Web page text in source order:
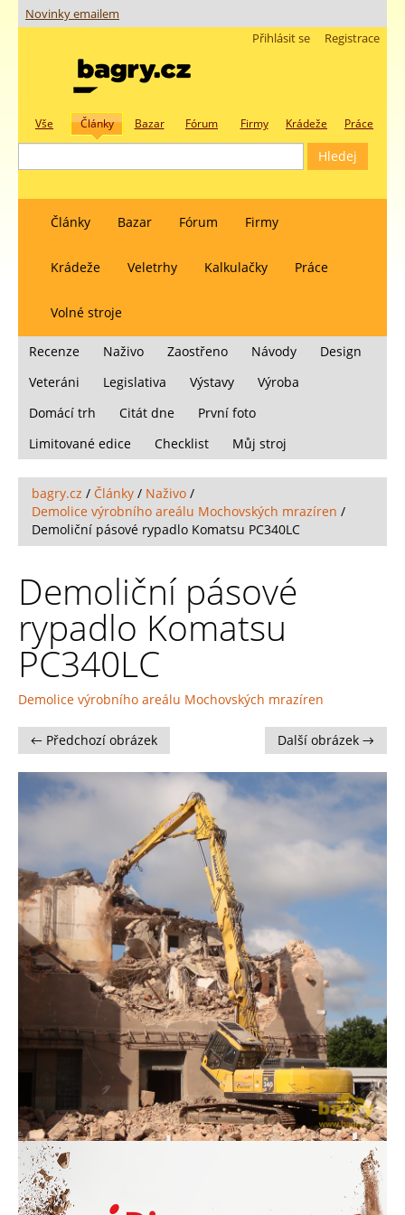
Novinky emailem
Registrace
Přihlásit se
Vše Články Bazar Fórum Firmy Krádeže Práce
Články Bazar Fórum Firmy
Krádeže Veletrhy Kalkulačky Práce
Volné stroje
Recenze Naživo Zaostřeno Návody
Design
Veteráni
Legislativa Výstavy
Výroba
Domácí trh
Citát dne
První foto
Limitované edice
Checklist Můj stroj
bagry.cz / Články / Naživo /
Demolice výrobního areálu Mochovských mrazíren /
Demoliční pásové rypadlo Komatsu PC340LC
Demoliční pásové
rypadlo Komatsu
PC340LC
Demolice výrobního areálu Mochovských mrazíren
← Předchozí obrázek Další obrázek →